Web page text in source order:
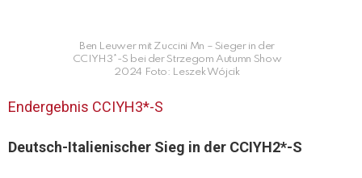
Ben Leuwer mit Zuccini Mn – Sieger in der
CCIYH3*-S bei der Strzegom Autumn Show
2024 Foto: Leszek Wójcik
Endergebnis CCIYH3*-S
Deutsch-Italienischer Sieg in der CCIYH2*-S